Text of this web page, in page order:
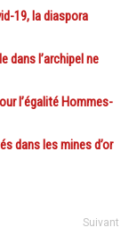
19, la diaspora
dans l’archipel ne
l’égalité Hommes-
dans les mines d’or
Suivant